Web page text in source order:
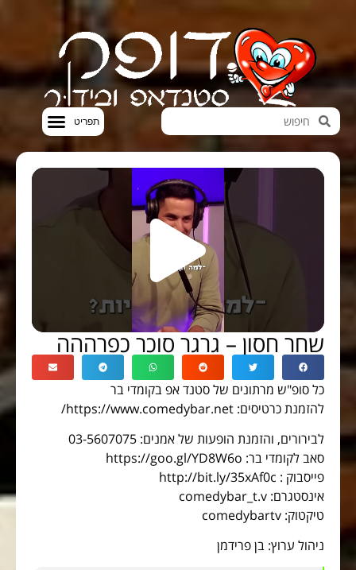
שחר חסון – גרגר סוכר כפרההה
כל סופ"ש מרתונים של סטנד אפ בקומדי בר
להזמנת כרטיסים: https://www.comedybar.net/
לבירורים, והזמנת הופעות של אמנים: 03-5607075
סאב לקומדי בר: https://goo.gl/YD8W6o
פייסבוק : http://bit.ly/35xAf0c
אינסטגרם: comedybar_t.v
טיקטוק: comedybartv
ניהול ערוץ: בן פרידמן